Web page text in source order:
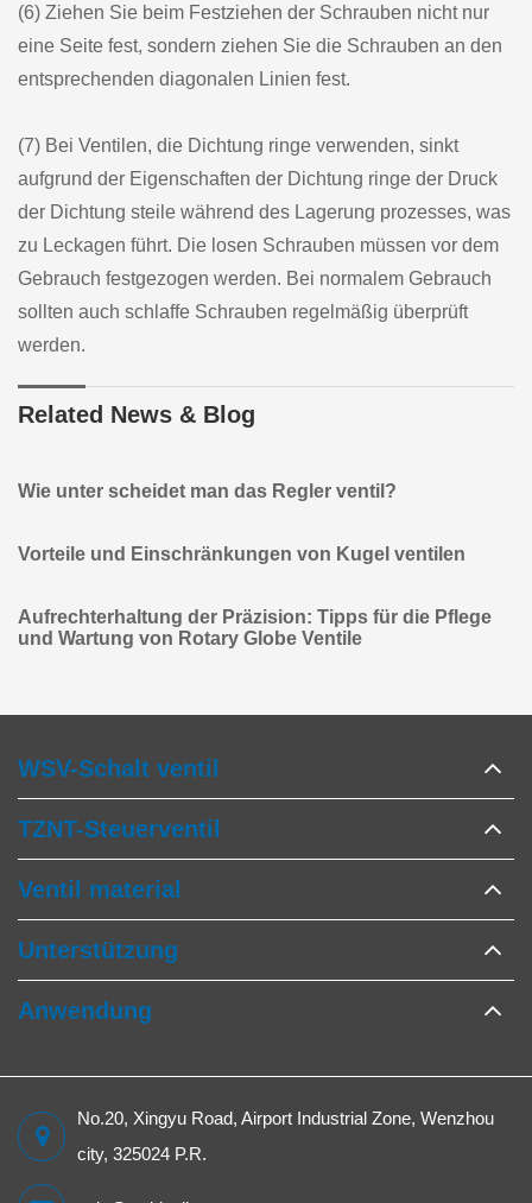
(6) Ziehen Sie beim Festziehen der Schrauben nicht nur
eine Seite fest, sondern ziehen Sie die Schrauben an den
entsprechenden diagonalen Linien fest.
(7) Bei Ventilen, die Dichtung ringe verwenden, sinkt
aufgrund der Eigenschaften der Dichtung ringe der Druck
der Dichtung steile während des Lagerung prozesses, was
zu Leckagen führt. Die losen Schrauben müssen vor dem
Gebrauch festgezogen werden. Bei normalem Gebrauch
sollten auch schlaffe Schrauben regelmäßig überprüft
werden.
Related News & Blog
Wie unter scheidet man das Regler ventil?
Vorteile und Einschränkungen von Kugel ventilen
Aufrechterhaltung der Präzision: Tipps für die Pflege
und Wartung von Rotary Globe Ventile
WSV-Schalt ventil
TZNT-Steuerventil
Ventil material
Unterstützung
Anwendung
No.20, Xingyu Road, Airport Industrial Zone, Wenzhou
city, 325024 P.R.